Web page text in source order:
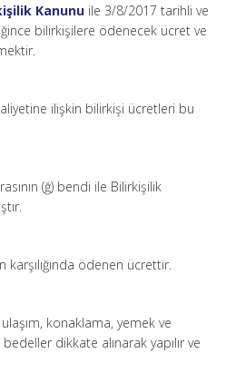
Kanunu ile 3/8/2017 tarihli ve
bilirkişilere ödenecek ücret ve
ilişkin bilirkişi ücretleri bu
(ğ) bendi ile Bilirkişilik
ödenen ücrettir.
konaklama, yemek ve
dikkate alınarak yapılır ve